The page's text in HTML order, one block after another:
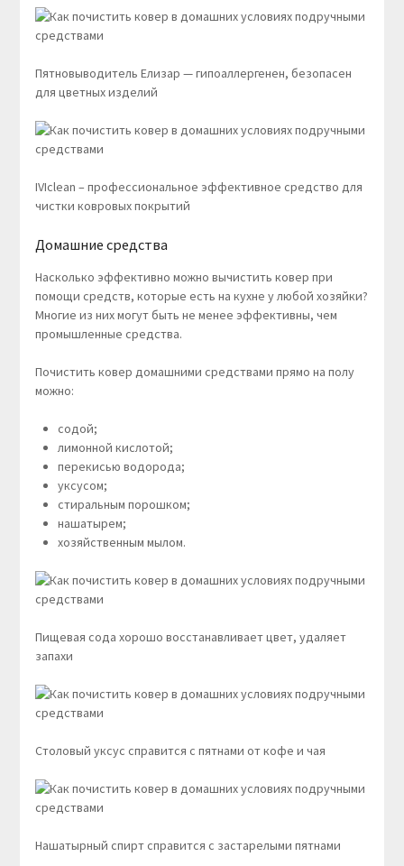
Пятновыводитель Елизар — гипоаллергенен, безопасен
для цветных изделий
IVIclean – профессиональное эффективное средство для
чистки ковровых покрытий
Домашние средства
Насколько эффективно можно вычистить ковер при
помощи средств, которые есть на кухне у любой хозяйки?
Многие из них могут быть не менее эффективны, чем
промышленные средства.
Почистить ковер домашними средствами прямо на полу
можно:
содой;
лимонной кислотой;
перекисью водорода;
уксусом;
стиральным порошком;
нашатырем;
хозяйственным мылом.
Пищевая сода хорошо восстанавливает цвет, удаляет
запахи
Столовый уксус справится с пятнами от кофе и чая
Нашатырный спирт справится с застарелыми пятнами